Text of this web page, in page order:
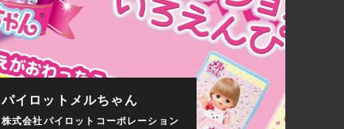
パイロットメルちゃん
株式会社パイロットコーポレーション